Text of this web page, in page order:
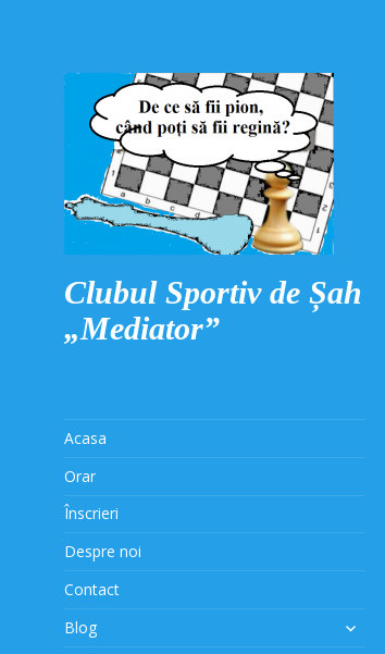
Clubul Sportiv de Șah
„Mediator”
Acasa
Orar
Înscrieri
Despre noi
Contact
Blog
extinde